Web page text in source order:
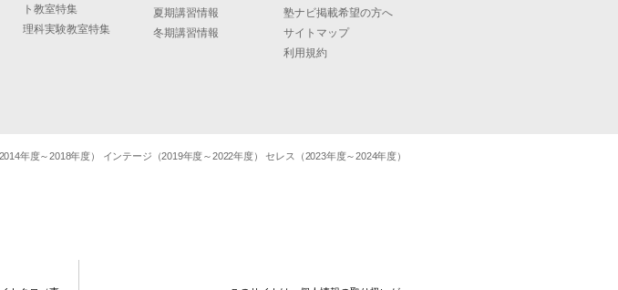
ト教室特集
理科実験教室特集
夏期講習情報
冬期講習情報
塾ナビ掲載希望の方へ
サイトマップ
利用規約
年度～2018年度） インテージ（2019年度～2022年度） セレス（2023年度～2024年度）